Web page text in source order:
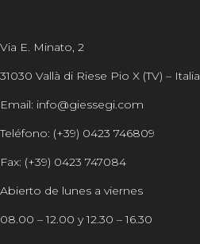
Via E. Minato, 2
31030 Vallà di Riese Pio X (TV) – Italia
Email: info@giessegi.com
Teléfono: (+39) 0423 746809
Fax: (+39) 0423 747084
Abierto de lunes a viernes
08.00 – 12.00 y 12.30 – 16.30